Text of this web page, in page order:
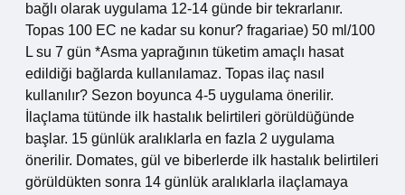
bağlı olarak uygulama 12-14 günde bir tekrarlanır.
Topas 100 EC ne kadar su konur? fragariae) 50 ml/100
L su 7 gün *Asma yaprağının tüketim amaçlı hasat
edildiği bağlarda kullanılamaz. Topas ilaç nasıl
kullanılır? Sezon boyunca 4-5 uygulama önerilir.
İlaçlama tütünde ilk hastalık belirtileri görüldüğünde
başlar. 15 günlük aralıklarla en fazla 2 uygulama
önerilir. Domates, gül ve biberlerde ilk hastalık belirtileri
görüldükten sonra 14 günlük aralıklarla ilaçlamaya